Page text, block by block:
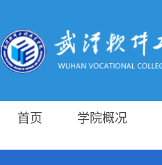
首页 学院概况